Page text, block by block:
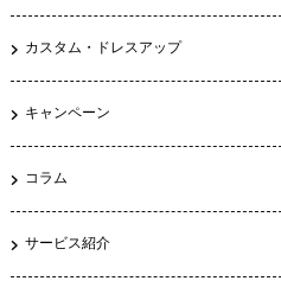
カスタム・ドレスアップ
キャンペーン
コラム
サービス紹介